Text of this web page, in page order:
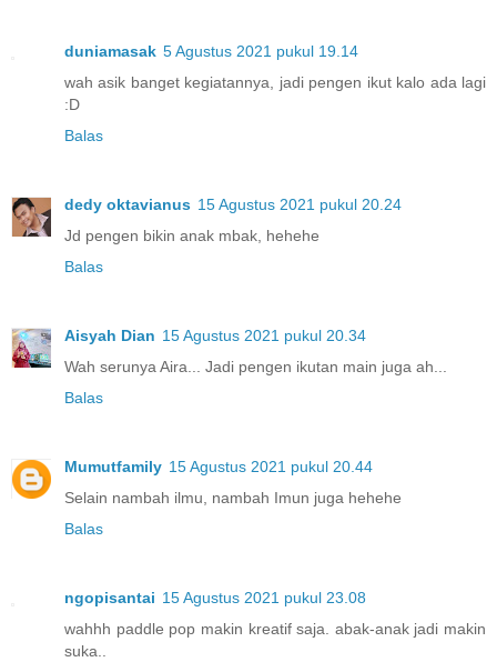
duniamasak 5 Agustus 2021 pukul 19.14
wah asik banget kegiatannya, jadi pengen ikut kalo ada lagi
:D
Balas
dedy oktavianus 15 Agustus 2021 pukul 20.24
Jd pengen bikin anak mbak, hehehe
Balas
Aisyah Dian 15 Agustus 2021 pukul 20.34
Wah serunya Aira... Jadi pengen ikutan main juga ah...
Balas
Mumutfamily 15 Agustus 2021 pukul 20.44
Selain nambah ilmu, nambah Imun juga hehehe
Balas
ngopisantai 15 Agustus 2021 pukul 23.08
wahhh paddle pop makin kreatif saja. abak-anak jadi makin
suka..